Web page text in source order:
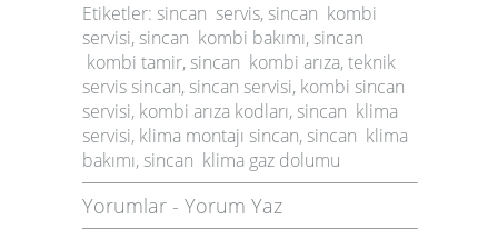
Etiketler: sincan servis, sincan kombi
servisi, sincan kombi bakımı, sincan
kombi tamir, sincan kombi arıza, teknik
servis sincan, sincan servisi, kombi sincan
servisi, kombi arıza kodları, sincan klima
servisi, klima montajı sincan, sincan klima
bakımı, sincan klima gaz dolumu
Yorumlar - Yorum Yaz